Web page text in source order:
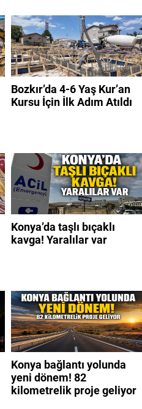
Bozkır’da 4-6 Yaş Kur’an
Kursu İçin İlk Adım Atıldı
Konya’da taşlı bıçaklı
kavga! Yaralılar var
Konya bağlantı yolunda
yeni dönem! 82
kilometrelik proje geliyor